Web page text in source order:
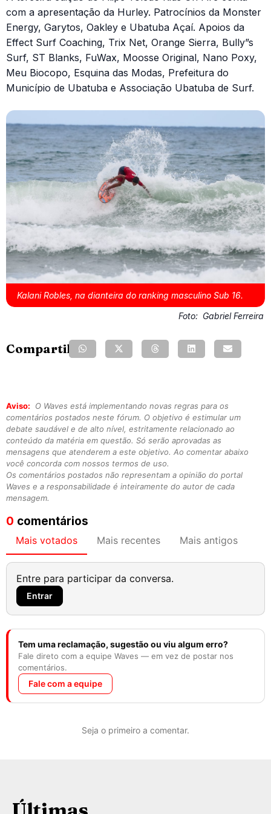
com a apresentação da Hurley. Patrocínios da Monster
Energy, Garytos, Oakley e Ubatuba Açaí. Apoios da
Effect Surf Coaching, Trix Net, Orange Sierra, Bully”s
Surf, ST Blanks, FuWax, Moosse Original, Nano Poxy,
Meu Biocopo, Esquina das Modas, Prefeitura do
Município de Ubatuba e Associação Ubatuba de Surf.
Kalani Robles, na dianteira do ranking masculino Sub 16.
Foto: Gabriel Ferreira
Compartilhe:
Aviso:
O Waves está implementando novas regras para os
comentários postados neste fórum. O objetivo é estimular um
debate saudável e de alto nível, estritamente relacionado ao
conteúdo da matéria em questão. Só serão aprovadas as
mensagens que atenderem a este objetivo. Ao comentar abaixo
você concorda com nossos termos de uso.
Os comentários postados não representam a opinião do portal
Waves e a responsabilidade é inteiramente do autor de cada
mensagem.
0 comentários
Mais votados Mais recentes Mais antigos
Entre para participar da conversa.
Entrar
Tem uma reclamação, sugestão ou viu algum erro?
Fale direto com a equipe Waves — em vez de postar nos
comentários.
Fale com a equipe
Seja o primeiro a comentar.